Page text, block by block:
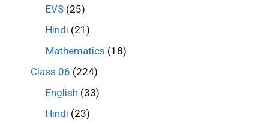
EVS (25)
Hindi (21)
Mathematics (18)
Class 06 (224)
English (33)
Hindi (23)